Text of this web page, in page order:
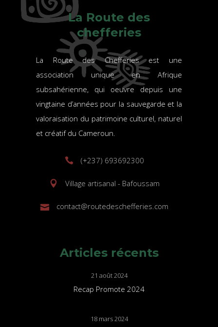
La Route des
chefferies
La Route des Chefferies est une
association unique en Afrique
subsahérienne, qui oeuvre depuis une
vingtaine d’années pour la sauvegarde et la
valoraisation du patrimoine culturel, naturel
et créatif du Cameroun.
(+237) 693692300
Village artisanal - Bafoussam
contact@routedeschefferies.com
Articles récents
21 août 2024
Recap Promote 2024
18 mars 2024